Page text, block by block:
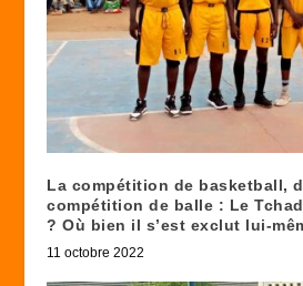
La compétition de basketball,
compétition de balle : Le
? Où bien il s’est exclut lui-
11 octobre 2022